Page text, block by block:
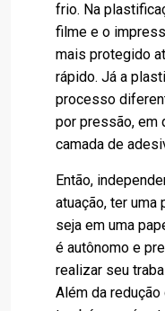
frio. Na
filme e o
mais protegido
rápido. Já a
processo
por pressão, em
camada de
Então,
atuação, ter
seja em uma
é autônomo e
realizar seu
Além da